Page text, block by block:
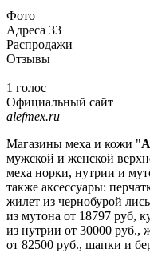
Фото
Адреса 33
Распродажи
Отзывы
1 голос
Официальный сайт
alefmex.ru
Магазины меха и кожи "
мужской и женской
меха норки, нутрии и
также аксессуары:
жилет из чернобурой
из мутона от 18797 руб,
из нутрии от 30000
от 82500 руб., шапки и